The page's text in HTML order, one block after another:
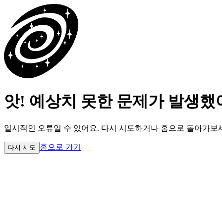
앗! 예상치 못한 문제가 발생했
일시적인 오류일 수 있어요. 다시 시도하거나 홈으로 돌아가보
다시 시도 홈으로 가기